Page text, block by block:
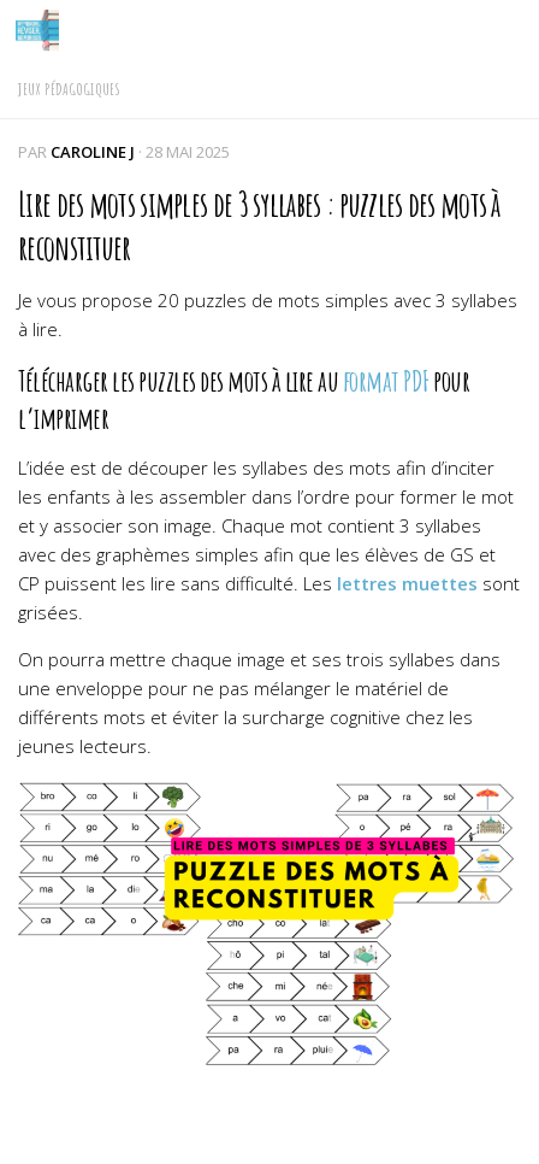
Skip to content
JEUX PÉDAGOGIQUES
PAR CAROLINE J · 28 MAI 2025
Lire des mots simples de 3 syllabes : puzzles des mots à
reconstituer
Je vous propose 20 puzzles de mots simples avec 3 syllabes
à lire.
Télécharger les puzzles des mots à lire auformat PDFpour
l’imprimer
L’idée est de découper les syllabes des mots afin d’inciter
les enfants à les assembler dans l’ordre pour former le mot
et y associer son image. Chaque mot contient 3 syllabes
avec des graphèmes simples afin que les élèves de GS et
CP puissent les lire sans difficulté. Les lettres muettes sont
grisées.
On pourra mettre chaque image et ses trois syllabes dans
une enveloppe pour ne pas mélanger le matériel de
différents mots et éviter la surcharge cognitive chez les
jeunes lecteurs.